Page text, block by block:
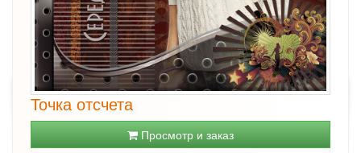
Точка отсчета
Просмотр и заказ